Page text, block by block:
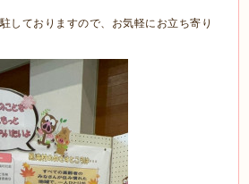
しておりますので、お気軽にお立ち寄り